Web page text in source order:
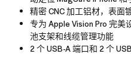
精密 CNC 加工铝材，表面
专为 Apple Vision Pro 完
池支架和线缆管理功能
2 个 USB-A 端口和 2 个